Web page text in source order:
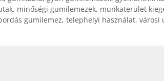
, minőségi gumilemezek, munkaterület
gumilemez, telephelyi használat, városi